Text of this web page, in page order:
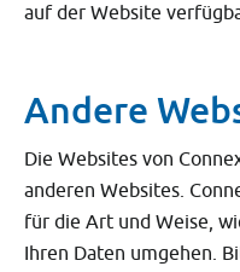
auf der Website
Andere
Die Websites von
anderen Websites.
für die Art und Weise,
Ihren Daten umgehen.